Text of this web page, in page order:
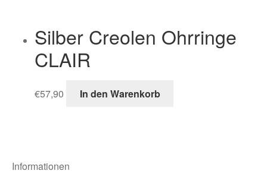
Silber Creolen Ohrringe
CLAIR
€57,90 In den Warenkorb
Informationen